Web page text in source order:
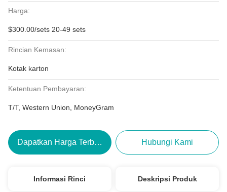
Harga:
$300.00/sets 20-49 sets
Rincian Kemasan:
Kotak karton
Ketentuan Pembayaran:
T/T, Western Union, MoneyGram
Dapatkan Harga Terbaik Hubungi Kami
Informasi Rinci Deskripsi Produk